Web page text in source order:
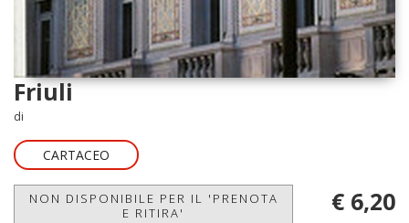
Friuli
di
CARTACEO
NON DISPONIBILE PER IL 'PRENOTA
E RITIRA'
€ 6,20